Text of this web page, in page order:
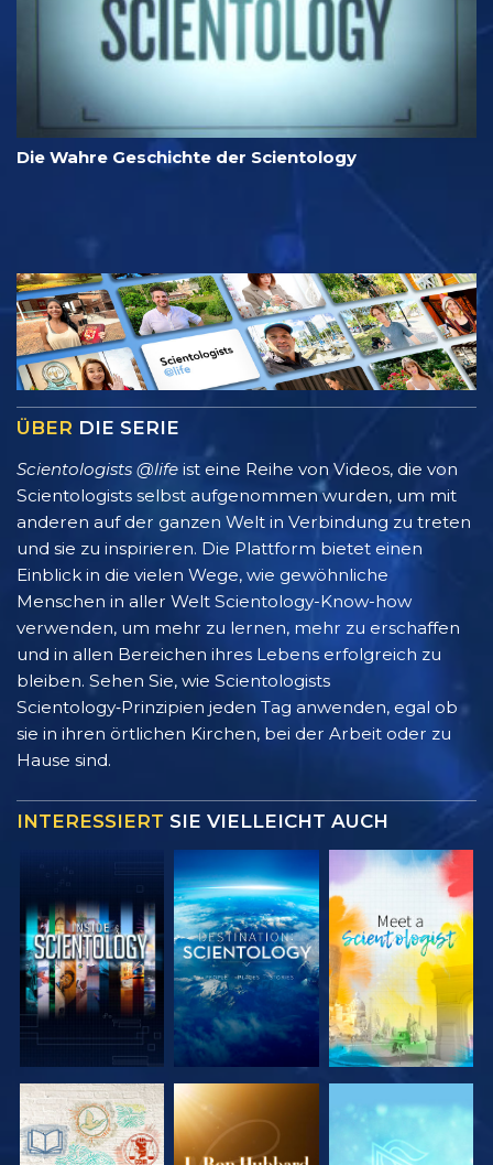
Die Wahre Geschichte der Scientology
ÜBER DIE SERIE
Scientologists @life ist eine Reihe von Videos, die von
Scientologists selbst aufgenommen wurden, um mit
anderen auf der ganzen Welt in Verbindung zu treten
und sie zu inspirieren. Die Plattform bietet einen
Einblick in die vielen Wege, wie gewöhnliche
Menschen in aller Welt Scientology-Know-how
verwenden, um mehr zu lernen, mehr zu erschaffen
und in allen Bereichen ihres Lebens erfolgreich zu
bleiben. Sehen Sie, wie Scientologists
Scientology‑Prinzipien jeden Tag anwenden, egal ob
sie in ihren örtlichen Kirchen, bei der Arbeit oder zu
Hause sind.
INTERESSIERT SIE VIELLEICHT AUCH
SERIE
SERIE
SERIE